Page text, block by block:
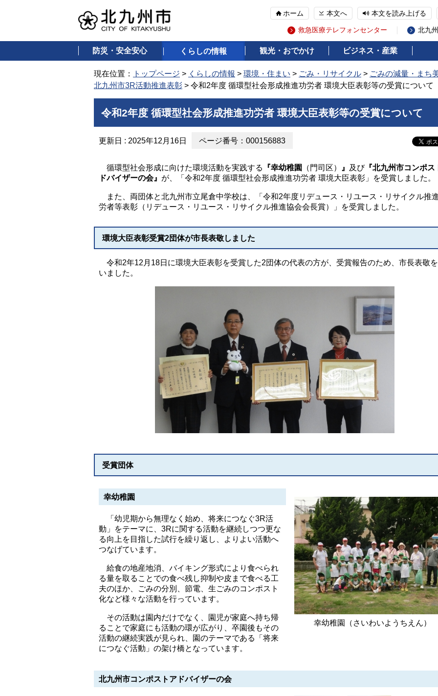
ホーム 本文へ 本文を読み上げる
救急医療テレフォンセンター 北九
防災・安全安心 くらしの情報 観光・おでかけ ビジネス・産業
現在位置： トップページ > くらしの情報 > 環境・住まい > ごみ・リサイクル > ごみの減量・まち
北九州市3R活動推進表彰 > 令和2年度 循環型社会形成推進功労者 環境大臣表彰等の受賞について
令和2年度 循環型社会形成推進功労者 環境大臣表彰等の受賞について
更新日 : 2025年12月16日 ページ番号：000156883
循環型社会形成に向けた環境活動を実践する 『幸幼稚園 （門司区） 』 及び『北九州市コンポス
ドバイザーの会』 が、「令和2年度 循環型社会形成推進功労者 環境大臣表彰」を受賞しました。
また、両団体と北九州市立尾倉中学校は、「令和2年度リデュース・リユース・リサイクル推
労者等表彰（リデュース・リユース・リサイクル推進協会会長賞）」を受賞しました。
環境大臣表彰受賞2団体が市長表敬しました
令和2年12月18日に環境大臣表彰を受賞した2団体の代表の方が、受賞報告のため、市長表敬
いました。
受賞団体
幸幼稚園（さいわいようちえん）
幸幼稚園
「幼児期から無理なく始め、将来につなぐ3R活
動」をテーマに、3Rに関する活動を継続しつつ更な
る向上を目指した試行を繰り返し、よりよい活動へ
つなげています。
給食の地産地消、バイキング形式により食べられ
る量を取ることでの食べ残し抑制や皮まで食べる工
夫のほか、ごみの分別、節電、生ごみのコンポスト
化など様々な活動を行っています。
その活動は園内だけでなく、園児が家庭へ持ち帰
ることで家庭にも活動の環が広がり、卒園後もその
活動の継続実践が見られ、園のテーマである「将来
につなぐ活動」の架け橋となっています。
北九州市コンポストアドバイザーの会